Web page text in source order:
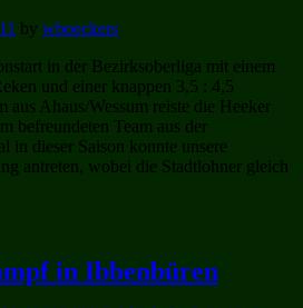
by wboeckers
in der Bezirksoberliga mit einem
und einer knappen 3,5 : 4,5
aus Ahaus/Wessum reiste die Heeker
befreundeten Team aus der
in dieser Saison konnte unsere
antreten, wobei die Stadtlohner gleich
in Ibbenbüren